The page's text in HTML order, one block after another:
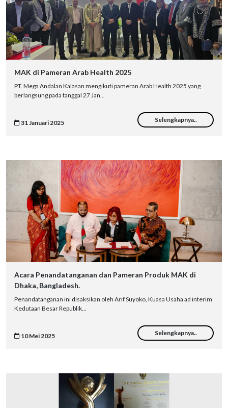
MAK di Pameran Arab Health 2025
PT. Mega Andalan Kalasan mengikuti pameran Arab Health 2025 yang
berlangsung pada tanggal 27 Jan...
31 Januari 2025 Selengkapnya..
Acara Penandatanganan dan Pameran Produk MAK di
Dhaka, Bangladesh.
Penandatanganan ini disaksikan oleh Arif Suyoko, Kuasa Usaha ad interim
Kedutaan Besar Republik...
10 Mei 2025 Selengkapnya..